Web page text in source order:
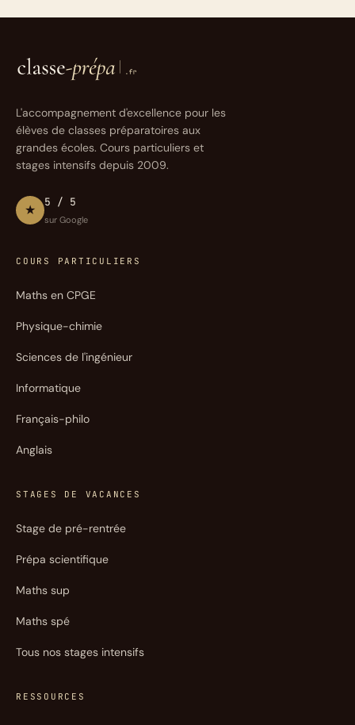
L'accompagnement d'excellence pour les
élèves de classes préparatoires aux
grandes écoles. Cours particuliers et
stages intensifs depuis 2009.
★ 5 / 5
sur Google
COURS PARTICULIERS
Maths en CPGE
Physique-chimie
Sciences de l'ingénieur
Informatique
Français-philo
Anglais
STAGES DE VACANCES
Stage de pré-rentrée
Prépa scientifique
Maths sup
Maths spé
Tous nos stages intensifs
RESSOURCES